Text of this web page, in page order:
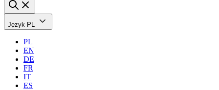
Język PL
PL
EN
DE
FR
IT
ES